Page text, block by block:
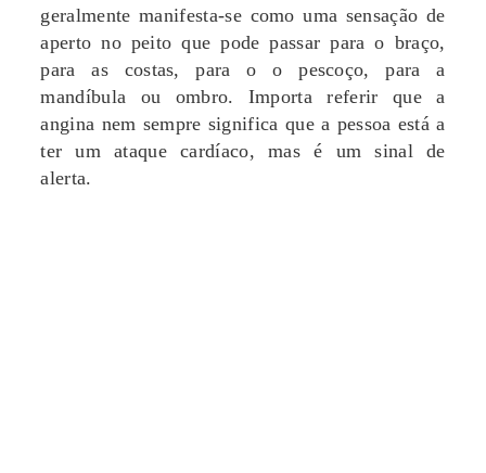
geralmente manifesta-se como uma sensação de
aperto no peito que pode passar para o braço,
para as costas, para o o pescoço, para a
mandíbula ou ombro. Importa referir que a
angina nem sempre significa que a pessoa está a
ter um ataque cardíaco, mas é um sinal de
alerta.